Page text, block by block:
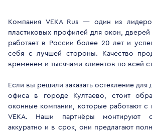
Компания VEKA Rus — один из
пластиковых профилей для окон,
работает в России более 20 лет и
себя с лучшей стороны. Качество
временем и тысячами клиентов по всей
Если вы решили заказать остекление для
офиса в городе Култаево, стоит
оконные компании, которые работают с
VEKA. Наши партнёры монтируют
аккуратно и в срок, они предлагают